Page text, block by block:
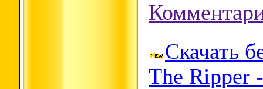
Скачать
The Ripper